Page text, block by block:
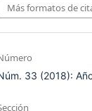
Más formatos de
33 (2018):